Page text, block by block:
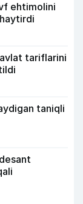
ehtimolini
tariflarini
taniqli